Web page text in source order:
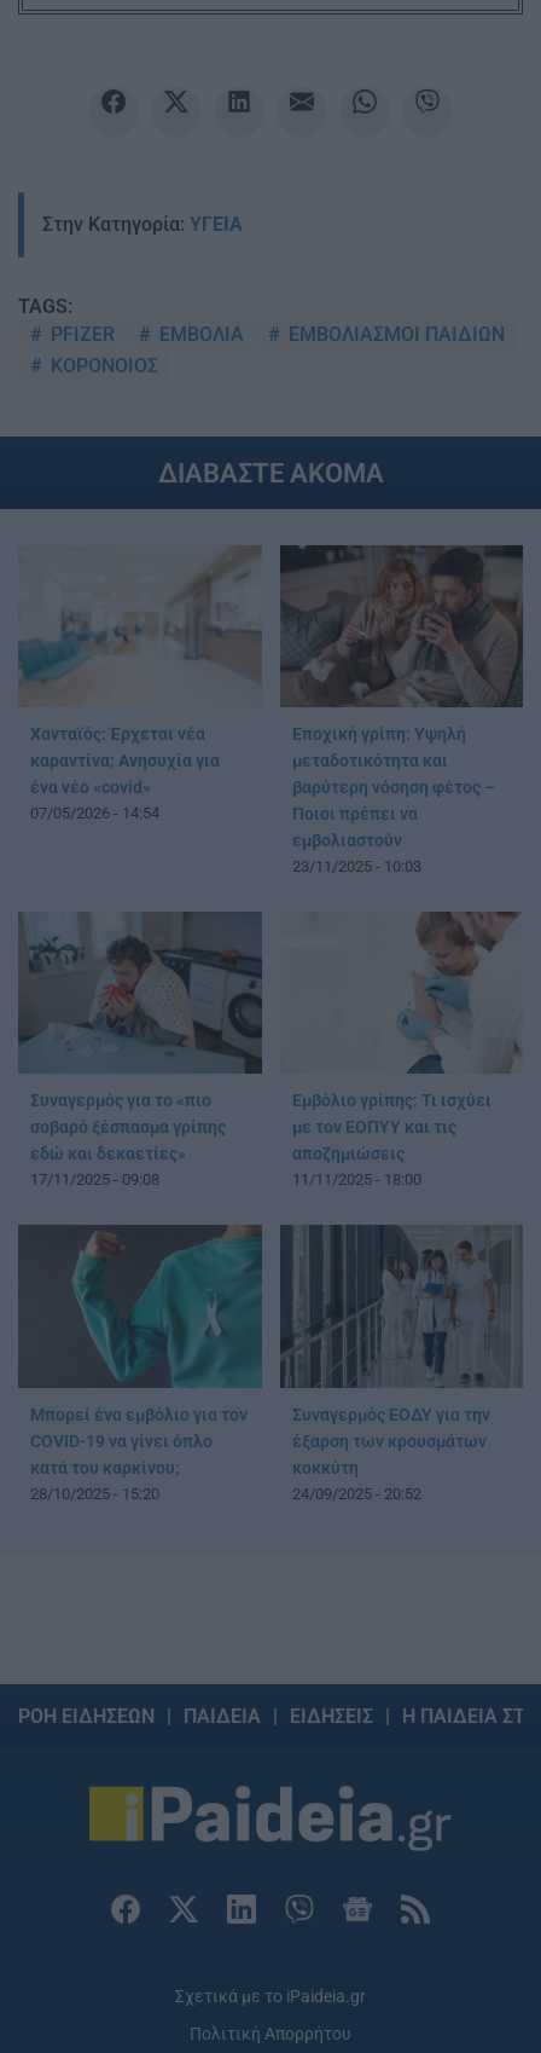
Στην Κατηγορία: ΥΓΕΙΑ
TAGS:
PFIZER
ΕΜΒΟΛΙΑ
ΕΜΒΟΛΙΑΣΜΟΙ ΠΑΙΔΙΩΝ
ΚΟΡΟΝΟΙΟΣ
ΔΙΑΒΑΣΤΕ ΑΚΟΜΑ
Χανταϊός: Έρχεται νέα
καραντίνα; Aνησυχία για
ένα νέο «covid»
07/05/2026 - 14:54
Εποχική γρίπη: Υψηλή
μεταδοτικότητα και
βαρύτερη νόσηση φέτος –
Ποιοι πρέπει να
εμβολιαστούν
23/11/2025 - 10:03
Συναγερμός για το «πιο
σοβαρό ξέσπασμα γρίπης
εδώ και δεκαετίες»
17/11/2025 - 09:08
Εμβόλιο γρίπης: Τι ισχύει
με τον ΕΟΠΥΥ και τις
αποζημιώσεις
11/11/2025 - 18:00
Μπορεί ένα εμβόλιο για τον
COVID-19 να γίνει όπλο
κατά του καρκίνου;
28/10/2025 - 15:20
Συναγερμός ΕΟΔΥ για την
έξαρση των κρουσμάτων
κοκκύτη
24/09/2025 - 20:52
ΡΟΗ ΕΙΔΗΣΕΩΝ ΠΑΙΔΕΙΑ ΕΙΔΗΣΕΙΣ Η ΠΑΙΔΕΙΑ
Σχετικά με το iPaideia.gr
Πολιτική Απορρήτου